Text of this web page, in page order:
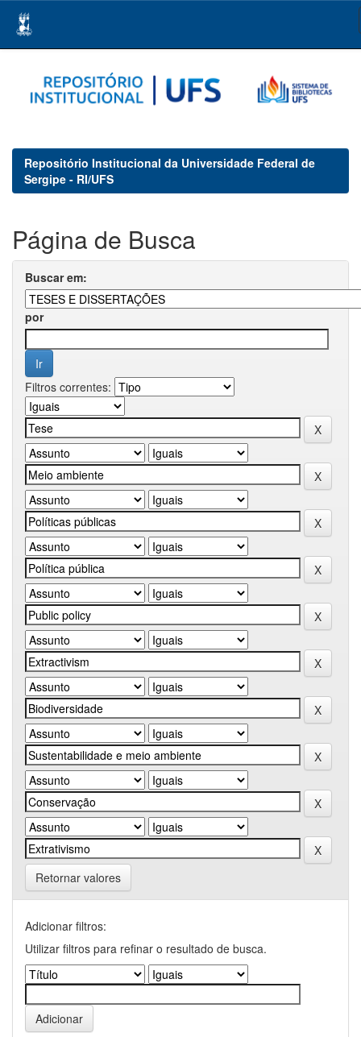
navigation
Repositório Institucional da Universidade Federal de
Sergipe - RI/UFS
Página de Busca
Buscar em:
por
Filtros correntes:
Retornar valores
Adicionar filtros:
Utilizar filtros para refinar o resultado de busca.